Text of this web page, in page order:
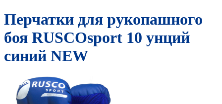
Перчатки для рукопашного
боя RUSCOsport 10 унций
синий NEW